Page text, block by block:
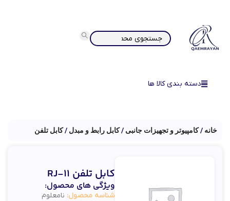
دسته بندی کالا ها
خانه کامپیوتر و تجهیزات جانبی کابل رابط و مبدل کابل تلفن
کابل تلفن RJ-11
ویژگی های محصول:
شناسه محصول: نامعلوم